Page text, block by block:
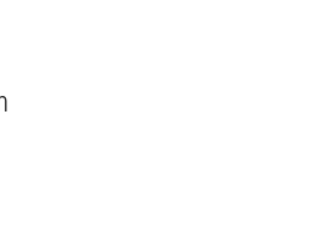
weiterempfehlen